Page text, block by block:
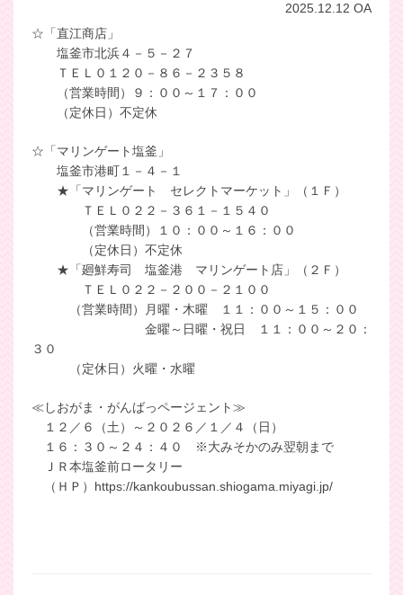
2025.12.12 OA
☆「直江商店」
塩釜市北浜４－５－２７
ＴＥＬ０１２０－８６－２３５８
（営業時間）９：００～１７：００
（定休日）不定休
☆「マリンゲート塩釜」
塩釜市港町１－４－１
★「マリンゲート セレクトマーケット」（１Ｆ）
ＴＥＬ０２２－３６１－１５４０
（営業時間）１０：００～１６：００
（定休日）不定休
★「廻鮮寿司 塩釜港 マリンゲート店」（２Ｆ）
ＴＥＬ０２２－２００－２１００
（営業時間）月曜・木曜 １１：００～１５：００
金曜～日曜・祝日 １１：００～２０：
３０
（定休日）火曜・水曜
≪しおがま・がんばっページェント≫
１２／６（土）～２０２６／１／４（日）
１６：３０～２４：４０ ※大みそかのみ翌朝まで
ＪＲ本塩釜前ロータリー
（ＨＰ） https://kankoubussan.shiogama.miyagi.jp/